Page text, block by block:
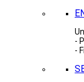
-
-